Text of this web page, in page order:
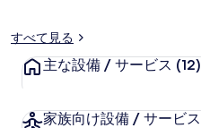
クすべて見る
主な設備 / サービス (12)
家族向け設備 / サービス